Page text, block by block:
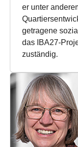
er unter
getragene
das IBA27-
zuständig.